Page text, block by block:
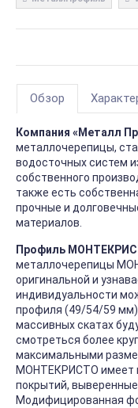
Обзор
Компания «Металл
металлочерепицы,
водосточных систем
собственного
также есть
прочные и
материалов.
Профиль
металлочерепицы
оригинальной и
индивидуальности
профиля (49/54/59 мм)
массивных скатах
смотреться более
максимальными
МОНТЕКРИСТО имеет
покрытий,
Модифицированная